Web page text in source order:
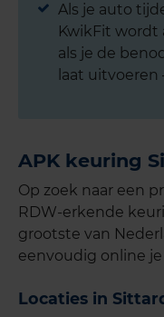
Als je auto
KwikFit wordt
als je de
laat uitvoeren
APK keuring
Op zoek naar een
RDW-erkende
grootste van
eenvoudig online je
Locaties in